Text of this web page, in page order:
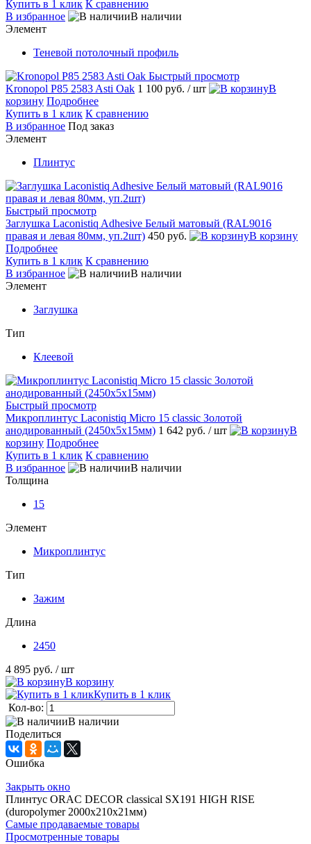
Купить в 1 клик К сравнению
В избранное
В наличии
Элемент
Теневой потолочный профиль
Быстрый просмотр
Kronopol P85 2583 Asti Oak 1 100 руб. / шт
В
корзину Подробнее
Купить в 1 клик К сравнению
В избранное Под заказ
Элемент
Плинтус
Быстрый просмотр
Заглушка Laconistiq Adhesive Белый матовый (RAL9016
правая и левая 80мм, уп.2шт) 450 руб.
В корзину
Подробнее
Купить в 1 клик К сравнению
В избранное
В наличии
Элемент
Заглушка
Тип
Клеевой
Быстрый просмотр
Микроплинтус Laconistiq Micro 15 classic Золотой
анодированный (2450х5х15мм) 1 642 руб. / шт
В
корзину Подробнее
Купить в 1 клик К сравнению
В избранное
В наличии
Толщина
15
Элемент
Микроплинтус
Тип
Зажим
Длина
2450
4 895 руб. / шт
В корзину
Купить в 1 клик
Кол-во:
В наличии
Поделиться
Ошибка
Закрыть окно
Плинтус ORAC DECOR classical SX191 HIGH RISE
(duropolymer 2000х210х21мм)
Самые продаваемые товары
Просмотренные товары